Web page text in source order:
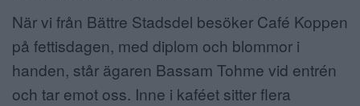
När vi från Bättre Stadsdel besöker Café Koppen
på fettisdagen, med diplom och blommor i
handen, står ägaren Bassam Tohme vid entrén
och tar emot oss. Inne i kaféet sitter flera